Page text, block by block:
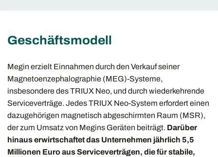
Geschäftsmodell
Megin erzielt Einnahmen durch den Verkauf seiner
Magnetoenzephalographie (MEG)-Systeme,
insbesondere des TRIUX Neo, und durch wiederkehrende
Serviceverträge. Jedes TRIUX Neo-System erfordert einen
dazugehörigen magnetisch abgeschirmten Raum (MSR),
der zum Umsatz von Megins Geräten beiträgt. Darüber
hinaus erwirtschaftet das Unternehmen jährlich 5,5
Millionen Euro aus Serviceverträgen, die für stabile,